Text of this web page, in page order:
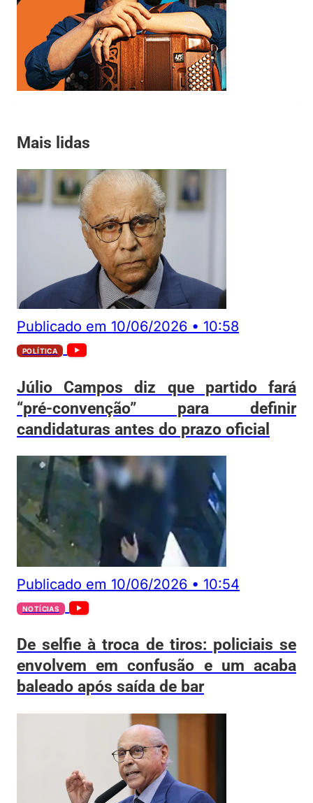
Mais lidas
Publicado em 10/06/2026 • 10:58
POLÍTICA
Júlio Campos diz que partido fará
“pré-convenção” para definir
candidaturas antes do prazo oficial
Publicado em 10/06/2026 • 10:54
NOTÍCIAS
De selfie à troca de tiros: policiais se
envolvem em confusão e um acaba
baleado após saída de bar